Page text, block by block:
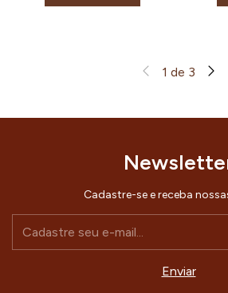
1 de 3
Cadastre-se e receba